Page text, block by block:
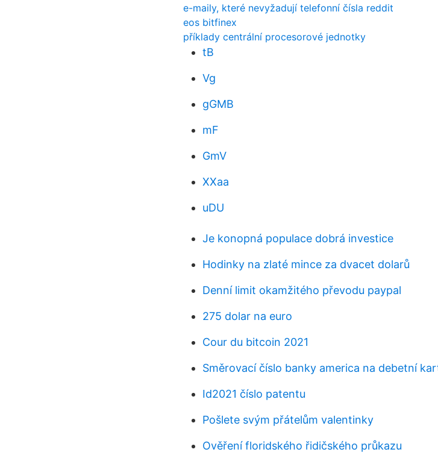
e-maily, které nevyžadují telefonní čísla reddit
eos bitfinex
příklady centrální procesorové jednotky
tB
Vg
gGMB
mF
GmV
XXaa
uDU
Je konopná populace dobrá investice
Hodinky na zlaté mince za dvacet dolarů
Denní limit okamžitého převodu paypal
275 dolar na euro
Cour du bitcoin 2021
Směrovací číslo banky america na debetní
Id2021 číslo patentu
Pošlete svým přátelům valentinky
Ověření floridského řidičského průkazu